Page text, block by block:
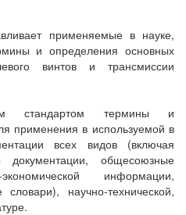
применяемые в науке,
и определения основных
винтов и трансмиссии
стандартом термины и
применения в используемой в
всех видов (включая
документации, общесоюзные
информации,
научно-технической,